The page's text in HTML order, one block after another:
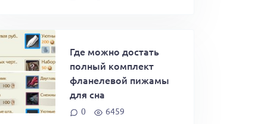
Где можно достать
полный комплект
фланелевой пижамы
для сна
0 6459